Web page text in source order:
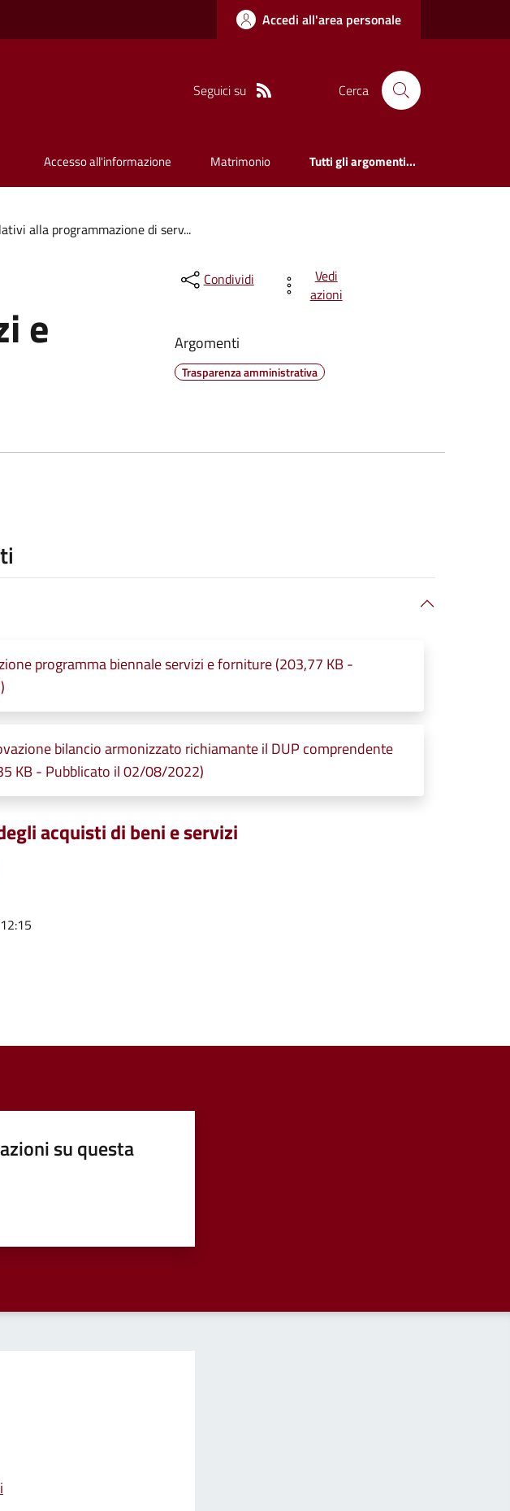
Accedi all'area personale
Seguici su Cerca
Accesso all'informazione Matrimonio Tutti gli argomenti...
alla programmazione di serv...
e
Condividi
Vedi
azioni
Argomenti
Trasparenza amministrativa
programma biennale servizi e forniture (203,77 KB -
bilancio armonizzato richiamante il DUP comprendente
KB - Pubblicato il 02/08/2022)
acquisti di beni e servizi
su questa